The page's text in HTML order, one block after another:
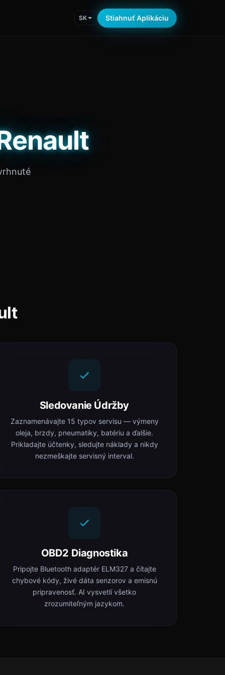
SK Stiahnuť Aplikáciu
Sledovanie Údržby
Zaznamenávajte 15 typov servisu — výmeny
oleja, brzdy, pneumatiky, batériu a ďalšie.
Prikladajte účtenky, sledujte náklady a nikdy
nezmeškajte servisný interval.
OBD2 Diagnostika
Pripojte Bluetooth adaptér ELM327 a čítajte
chybové kódy, živé dáta senzorov a emisnú
pripravenosť. AI vysvetlí všetko
zrozumiteľným jazykom.